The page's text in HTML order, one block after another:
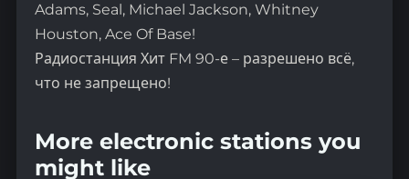
Adams, Seal, Michael Jackson, Whitney
Houston, Ace Of Base!
Радиостанция Хит FM 90-е – разрешено всё,
что не запрещено!
More electronic stations you
might like